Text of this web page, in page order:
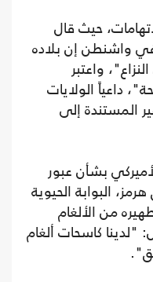
حيث قال
واشنطن إن بلاده
واعتبر
داعياً الولايات
المستندة إلى
بشأن عبور
البوابة الحيوية
من الألغام
"لدينا كاسحات ألغام